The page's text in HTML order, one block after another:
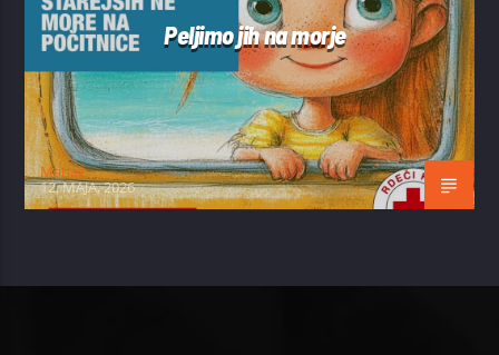
Peljimo jih na morje
Matjaž
12. MAJA, 2026